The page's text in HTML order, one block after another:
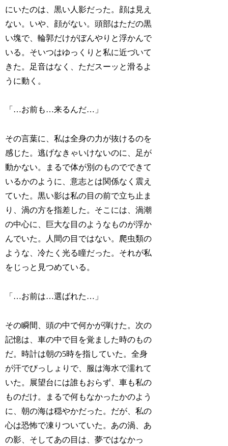
にいたのは、黒い人影だった。顔は見え
ない。いや、顔がない。頭部はただの黒
い塊で、輪郭だけがぼんやりと浮かんで
いる。そいつはゆっくりと私に近づいて
きた。足音はなく、ただスーッと滑るよ
うに動く。
「…お前も…来るんだ…」
その言葉に、私は全身の力が抜けるのを
感じた。逃げなきゃいけないのに、足が
動かない。まるで体が別のものでできて
いるかのように、意志とは関係なく震え
ていた。黒い影は私の目の前で立ち止ま
り、渦の方を指差した。そこには、渦潮
の中心に、巨大な目のようなものが浮か
んでいた。人間の目ではない。爬虫類の
ような、冷たく光る瞳だった。それが私
をじっと見つめている。
「…お前は…選ばれた…」
その瞬間、頭の中で何かが弾けた。次の
記憶は、車の中で目を覚ました時のもの
だ。時計は朝の5時を指していた。全身
が汗でびっしょりで、服は海水で濡れて
いた。展望台には誰もおらず、車も私の
ものだけ。まるで何もなかったかのよう
に、朝の海は穏やかだった。だが、私の
心は恐怖で凍りついていた。あの渦、あ
の影、そしてあの目は、夢ではなかっ